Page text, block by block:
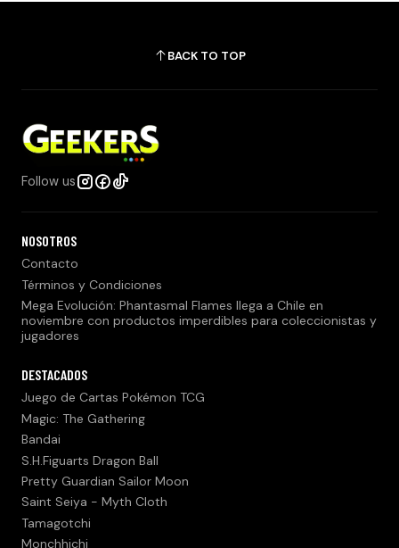
BACK TO TOP
Follow us
NOSOTROS
Contacto
Términos y Condiciones
Mega Evolución: Phantasmal Flames llega a Chile en
noviembre con productos imperdibles para coleccionistas y
jugadores
DESTACADOS
Juego de Cartas Pokémon TCG
Magic: The Gathering
Bandai
S.H.Figuarts Dragon Ball
Pretty Guardian Sailor Moon
Saint Seiya - Myth Cloth
Tamagotchi
Monchhichi